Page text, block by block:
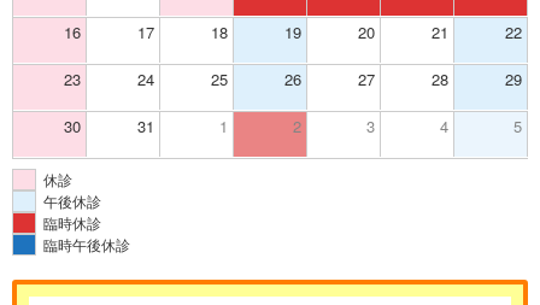
16 17 18 19 20 21 22
23 24 25 26 27 28 29
30 31 1 2 3 4 5
休診
午後休診
臨時休診
臨時午後休診